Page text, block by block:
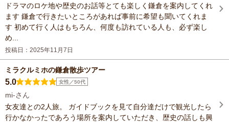
ドラマのロケ地や歴史のお話等とても楽しく鎌倉を案内してくれ
ます 鎌倉で行きたいところがあれば事前に希望も聞いてくれま
す 初めて行く人はもちろん、何度も訪れている人も、必ず楽し
め...
投稿日：2025年11月7日
ミラクルミホの鎌倉散歩ツアー
5.0 女性／50代
mi-さん
女友達との2人旅。 ガイドブックを見て自分達だけで観光したら
行かなかったであろう場所を案内していただき、歴史の話しも興